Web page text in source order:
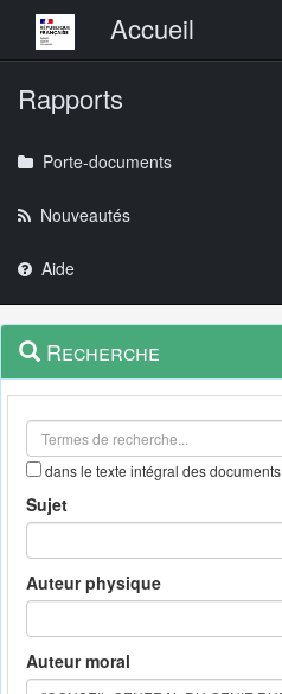
Menu principalAccueil
Rapports
Porte-documents
Nouveautés
Aide
Navigation
outils
Menu
contextuel
Recherche
dans le texte intégral des documents
Sujet
Auteur physique
Auteur moral